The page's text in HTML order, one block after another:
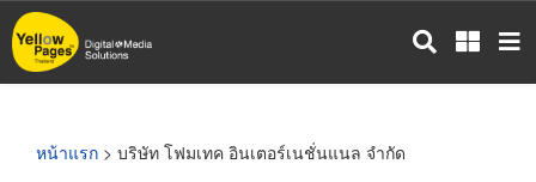
ข้าม
ไป
หน้าแรก > บริษัท โฟมเทค อินเตอร์เนชั่นแนล จำกัด